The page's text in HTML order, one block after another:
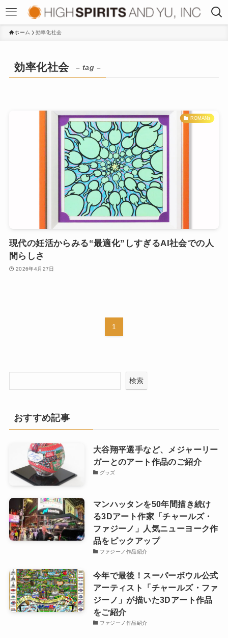
ホーム 効率化社会
効率化社会 – tag –
ROMANs
現代の妊活からみる“最適化”しすぎるAI社会での人
間らしさ
2026年4月27日
1
検索
おすすめ記事
大谷翔平選手など、メジャーリー
ガーとのアート作品のご紹介
グッズ
マンハッタンを50年間描き続け
る3Dアート作家「チャールズ・
ファジーノ」人気ニューヨーク作
品をピックアップ
ファジーノ作品紹介
今年で最後！スーパーボウル公式
アーティスト「チャールズ・ファ
ジーノ」が描いた3Dアート作品
をご紹介
ファジーノ作品紹介